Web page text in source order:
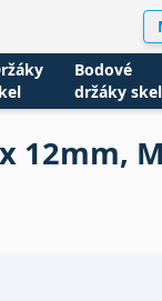
Bodové
držáky skel
12mm,